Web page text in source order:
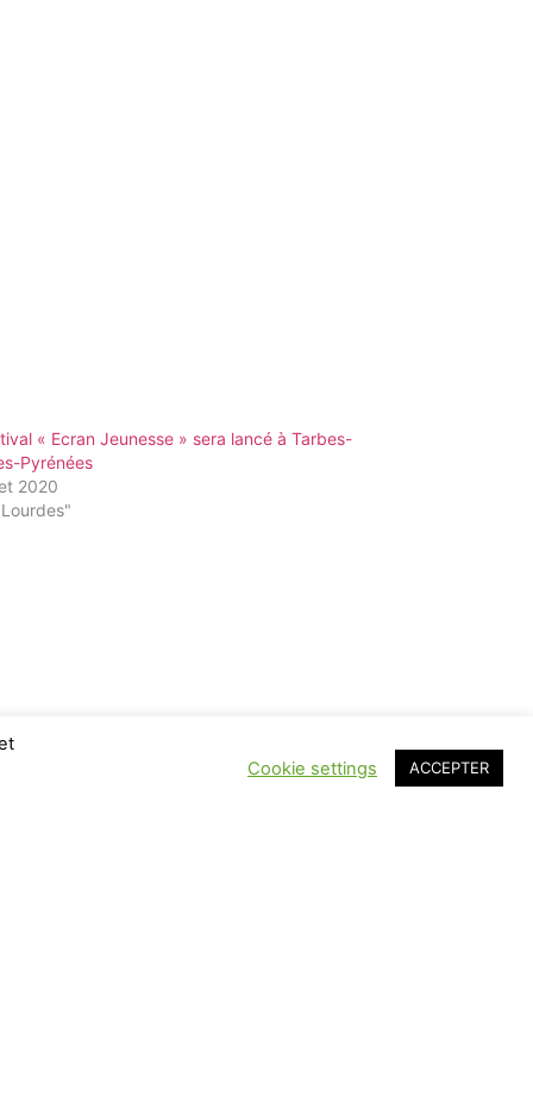
« Ecran Jeunesse » sera lancé à Tarbes-
Pyrénées
2020
Cookie settings
ACCEPTER